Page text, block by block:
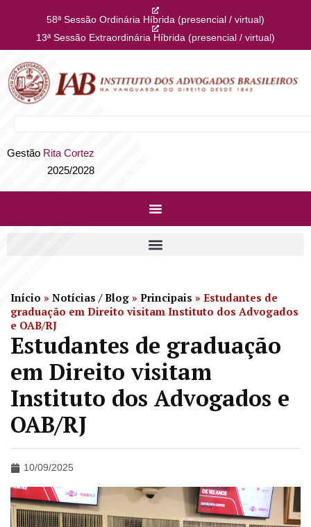
58ª Sessão Ordinária Híbrida (presencial / virtual)
13ª Sessão Extraordinária Híbrida (presencial / virtual)
Gestão Rita Cortez
2025/2028
Início » Notícias / Blog » Principais » Estudantes de
graduação em Direito visitam Instituto dos Advogados
e OAB/RJ
Estudantes de graduação
em Direito visitam
Instituto dos Advogados e
OAB/RJ
10/09/2025